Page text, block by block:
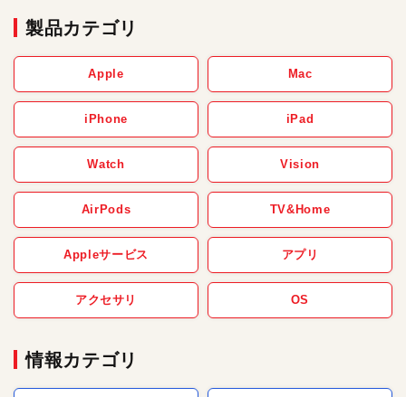
製品カテゴリ
Apple Mac
iPhone iPad
Watch Vision
AirPods TV&Home
Appleサービス アプリ
アクセサリ OS
情報カテゴリ